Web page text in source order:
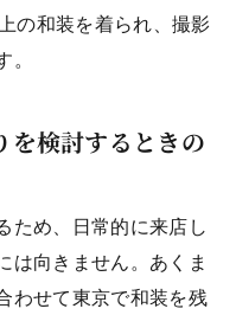
の和装を着られ、撮影
。
を検討するときの
ため、日常的に来店し
は向きません。あくま
わせて東京で和装を残